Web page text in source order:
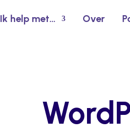
Ik help met… Over